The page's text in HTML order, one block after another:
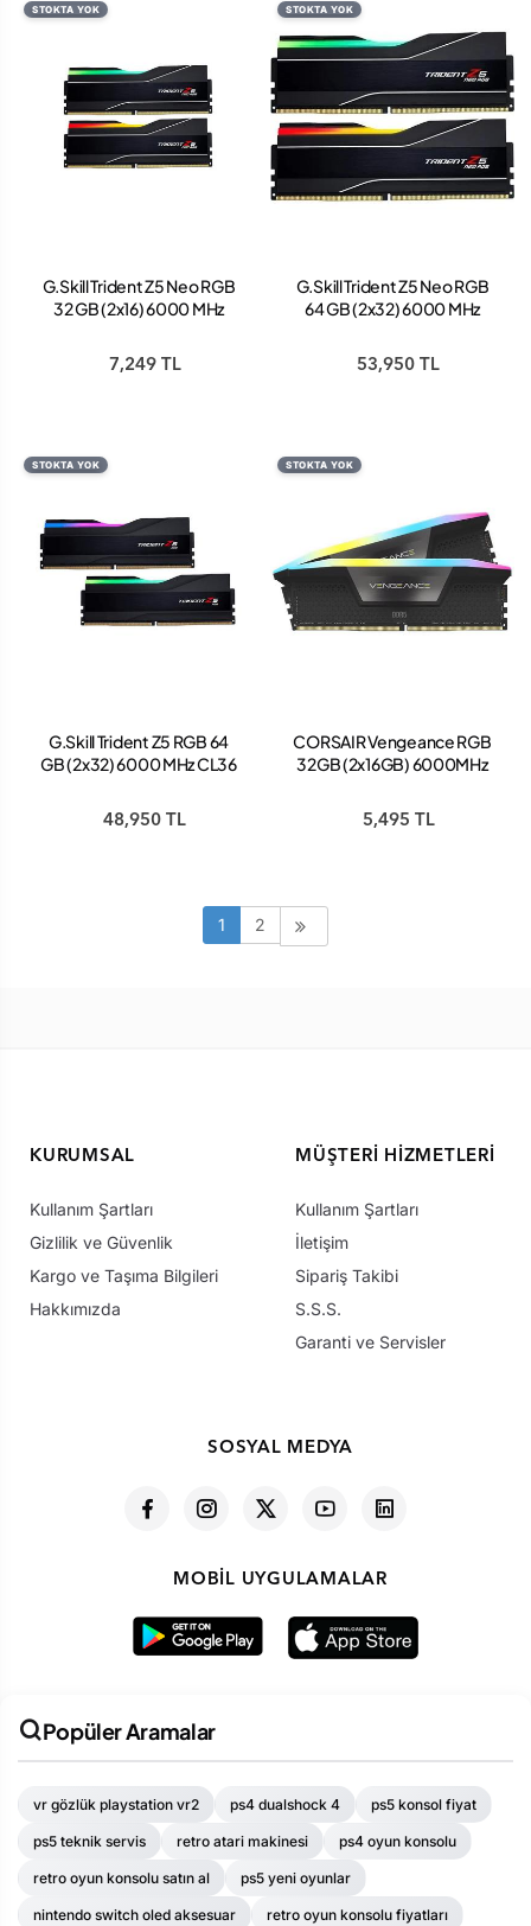
STOKTA YOK
G.Skill Trident Z5 Neo RGB
32 GB (2x16) 6000 MHz
6000J2836G16GX2-TZ5NR
DDR5 Ram
7,249 TL
STOKTA YOK
G.Skill Trident Z5 Neo RGB
64 GB (2x32) 6000 MHz
6000J3636F32GX2-
TZ5NR DDR5 Ram
53,950 TL
STOKTA YOK
G.Skill Trident Z5 RGB 64
GB (2x32) 6000 MHz CL36
TZ5RK DDR5 Ram
48,950 TL
STOKTA YOK
CORSAIR Vengeance RGB
32GB (2x16GB) 6000MHz
(CMH32GX5M2B6000C30)
5,495 TL
1 2
KURUMSAL
Kullanım Şartları
Gizlilik ve Güvenlik
Kargo ve Taşıma Bilgileri
Hakkımızda
MÜŞTERI HIZMETLERI
Kullanım Şartları
İletişim
Sipariş Takibi
S.S.S.
Garanti ve Servisler
SOSYAL MEDYA
MOBIL UYGULAMALAR
Popüler Aramalar
vr gözlük playstation vr2 ps4 dualshock 4 ps5 konsol fiyat
ps5 teknik servis retro atari makinesi ps4 oyun konsolu
retro oyun konsolu satın al ps5 yeni oyunlar
nintendo switch oled aksesuar retro oyun konsolu fiyatları